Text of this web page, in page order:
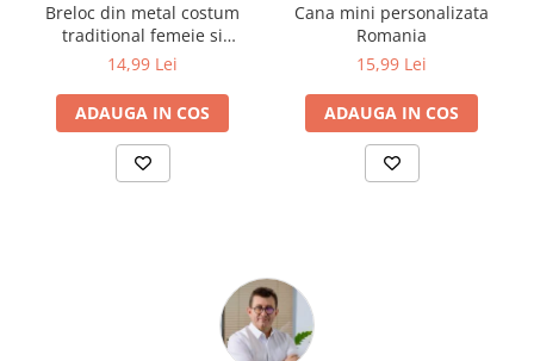
Educație și carte școlară
Metoda Montessori
Culegeri și materiale auxiliare
Caiete de vacanță
Bibliografie școlară
Bibliografie didactică
Pregătire Evaluare Națională
Breloc din metal costum
traditional femeie si
drapelul Romaniei 9 cm
14,99 Lei
ADAUGA IN COS
Cana mini personalizata
Romania
15,99 Lei
ADAUGA IN COS